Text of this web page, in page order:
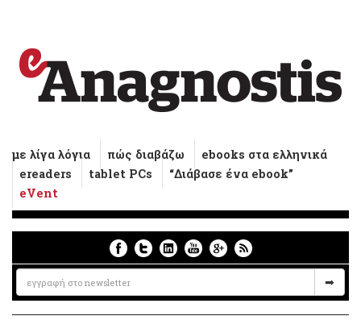
με λίγα λόγια πώς διαβάζω
ebooks στα ελληνικά
ereaders
tablet PCs
“Διάβασε ένα ebook”
eVent